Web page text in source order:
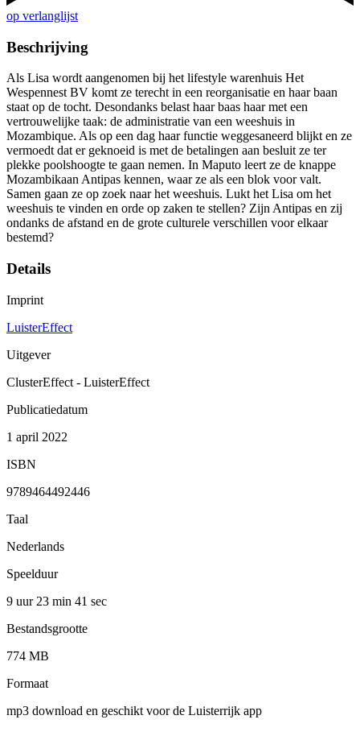
op verlanglijst
Beschrijving
Als Lisa wordt aangenomen bij het lifestyle warenhuis Het
Wespennest BV komt ze terecht in een reorganisatie en haar baan
staat op de tocht. Desondanks belast haar baas haar met een
vertrouwelijke taak: de administratie van een weeshuis in
Mozambique. Als op een dag haar functie weggesaneerd blijkt en ze
vermoedt dat er geknoeid is met de betalingen aan besluit ze ter
plekke poolshoogte te gaan nemen. In Maputo leert ze de knappe
Mozambikaan Antipas kennen, waar ze als een blok voor valt.
Samen gaan ze op zoek naar het weeshuis. Lukt het Lisa om het
weeshuis te vinden en orde op zaken te stellen? Zijn Antipas en zij
ondanks de afstand en de grote culturele verschillen voor elkaar
bestemd?
Details
Imprint
LuisterEffect
Uitgever
ClusterEffect - LuisterEffect
Publicatiedatum
1 april 2022
ISBN
9789464492446
Taal
Nederlands
Speelduur
9 uur 23 min 41 sec
Bestandsgrootte
774 MB
Formaat
mp3 download en geschikt voor de Luisterrijk app